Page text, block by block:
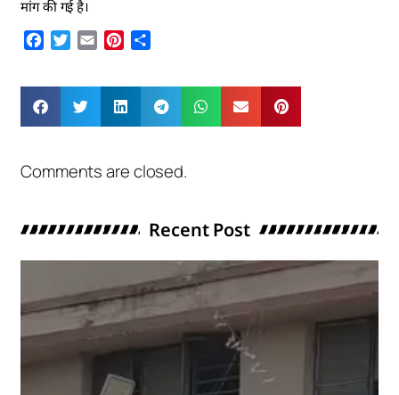
मांग की गई है।
Facebook
Twitter
Email Pinterest
Comments are closed.
Recent Post